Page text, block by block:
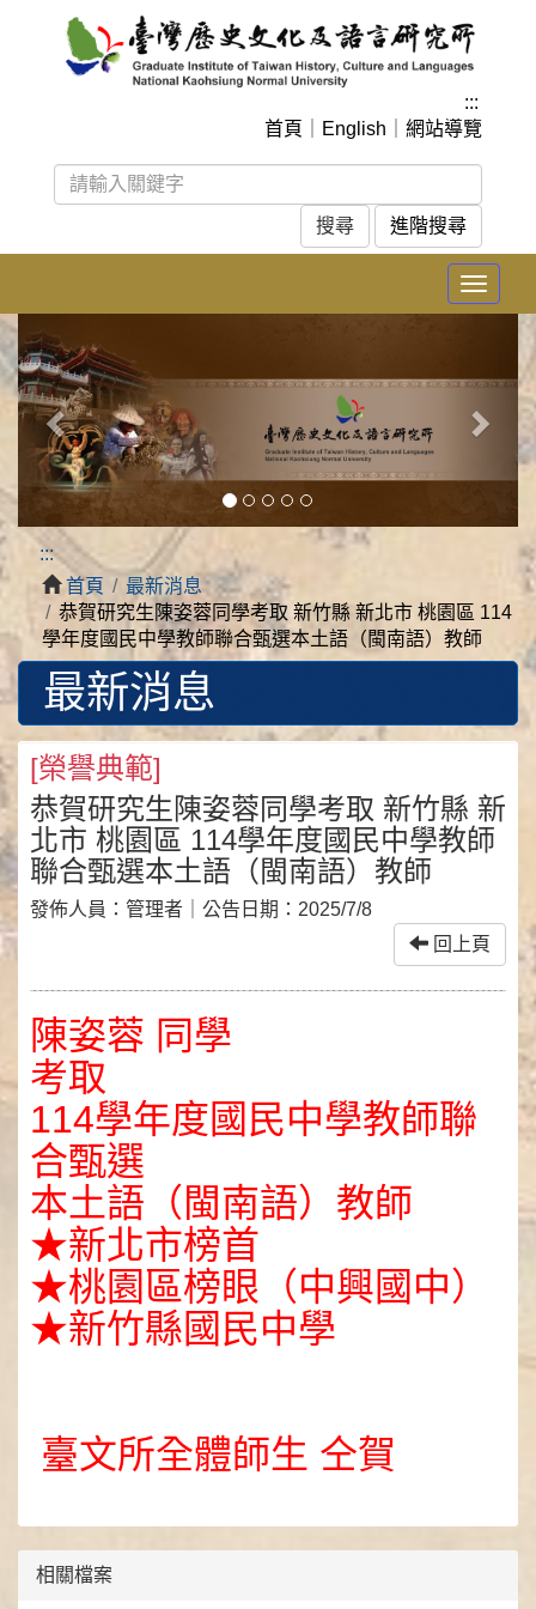
:::
首頁
English 網站導覽
進階搜尋
Toggle
上
一
張
一
張
:::
首頁
最新消息
恭賀研究生陳姿蓉同學考取 新竹縣 新北市 桃園區 114
學年度國民中學教師聯合甄選本土語（閩南語）教師
最新消息
[榮譽典範]
恭賀研究生陳姿蓉同學考取 新竹縣 新
北市 桃園區 114學年度國民中學教師
聯合甄選本土語（閩南語）教師
發佈人員： 管理者 ｜公告日期： 2025/7/8
回上頁
陳姿蓉 同學
考取
114學年度國民中學教師聯
合甄選
本土語（閩南語）教師
★新北市榜首
★桃園區榜眼（中興國中）
★新竹縣國民中學
臺文所全體師生 仝賀
相關檔案